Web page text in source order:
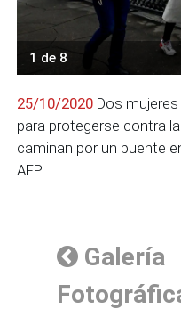
1 de 8
25/10/2020 Dos
para protegerse contra
caminan por un puente
AFP
Galería